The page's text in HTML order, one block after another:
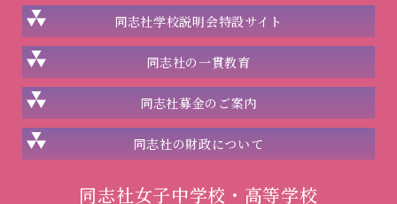
同志社学校説明会特設サイト
同志社の一貫教育
同志社募金のご案内
同志社の財政について
同志社女子中学校・高等学校